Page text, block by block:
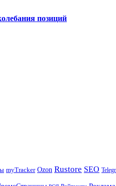
позиций
myTracker Ozon Rustore SEO